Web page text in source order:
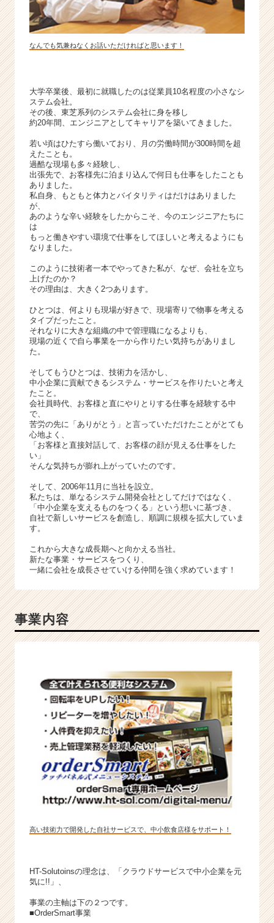
を
支
え
る
ス
を
創
し
よ
う！
ベ
ン
ャ
成
長
企
か
ら
ス
ト
届
就
活
イ
チ
ア
キ
リ
ア
（C
C
e
r）
なんでも気兼ねなくお話いただければと思います！
大学卒業後、最初に就職したのは従業員10名程度の小さなシ
ステム会社。
その後、東芝系列のシステム会社に身を移し
約20年間、エンジニアとしてキャリアを築いてきました。
若い頃はひたすら働いており、月の労働時間が300時間を超
えたことも。
過酷な現場も多々経験し、
出張先で、お客様先に泊まり込んで何日も仕事をしたことも
ありました。
私自身、もともと体力とバイタリティはだけはありました
が、
あのような辛い経験をしたからこそ、今のエンジニアたちに
は
もっと働きやすい環境で仕事をしてほしいと考えるようにも
なりました。
このように技術者一本でやってきた私が、なぜ、会社を立ち
上げたのか？
その理由は、大きく2つあります。
ひとつは、何よりも現場が好きで、現場寄りで物事を考える
タイプだったこと。
それなりに大きな組織の中で管理職になるよりも、
現場の近くで自ら事業を一から作りたい気持ちがありまし
た。
そしてもうひとつは、技術力を活かし、
中小企業に貢献できるシステム・サービスを作りたいと考え
たこと。
会社員時代、お客様と直にやりとりする仕事を経験する中
で、
苦労の先に「ありがとう」と言っていただけたことがとても
心地よく、
「お客様と直接対話して、お客様の顔が見える仕事をした
い」
そんな気持ちが膨れ上がっていたのです。
そして、2006年11月に当社を設立。
私たちは、単なるシステム開発会社としてだけではなく、
「中小企業を支えるものをつくる」という想いに基づき、
自社で新しいサービスを創造し、順調に規模を拡大していま
す。
これから大きな成長期へと向かえる当社。
新たな事業・サービスをつくり、
一緒に会社を成長させていける仲間を強く求めています！
事業内容
高い技術力で開発した自社サービスで、中小飲食店様をサポート！
HT-Solutoinsの理念は、「クラウドサービスで中小企業を元
気に!!」、
事業の主軸は下の２つです。
■OrderSmart事業